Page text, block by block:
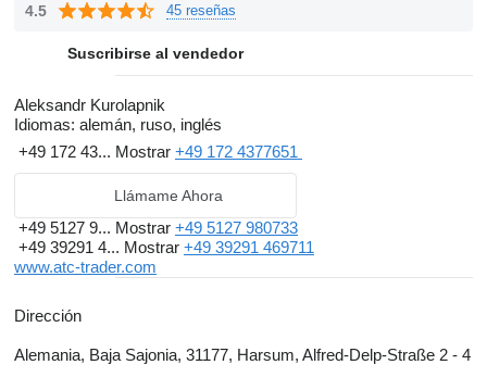
4.5 45 reseñas
Suscribirse al vendedor
Aleksandr Kurolapnik
Idiomas: alemán, ruso, inglés
+49 172 43... Mostrar +49 172 4377651
Llámame Ahora
+49 5127 9... Mostrar +49 5127 980733
+49 39291 4... Mostrar +49 39291 469711
www.atc-trader.com
Dirección
Alemania, Baja Sajonia, 31177, Harsum, Alfred-Delp-Straße 2 - 4